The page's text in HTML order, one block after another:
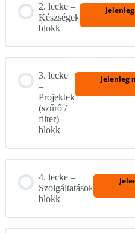
2. lecke –
Készségek
blokk
3. lecke
–
Projektek
(szűrő /
filter)
blokk
Jelenleg
4. lecke –
Szolgáltatások
blokk